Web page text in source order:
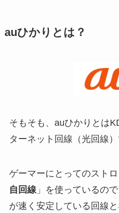
auひかりとは？
そもそも、auひかりとは
ターネット回線（光回線）
ゲーマーにとってのスト
自回線 」を使っているの
が速く安定している回線と